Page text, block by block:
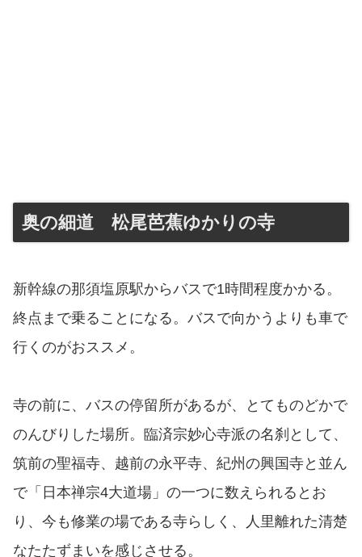
奥の細道 松尾芭蕉ゆかりの寺
新幹線の那須塩原駅からバスで1時間程度かかる。
終点まで乗ることになる。バスで向かうよりも車で
行くのがおススメ。
寺の前に、バスの停留所があるが、とてものどかで
のんびりした場所。臨済宗妙心寺派の名刹として、
筑前の聖福寺、越前の永平寺、紀州の興国寺と並ん
で「日本禅宗4大道場」の一つに数えられるとお
り、今も修業の場である寺らしく、人里離れた清楚
なたたずまいを感じさせる。